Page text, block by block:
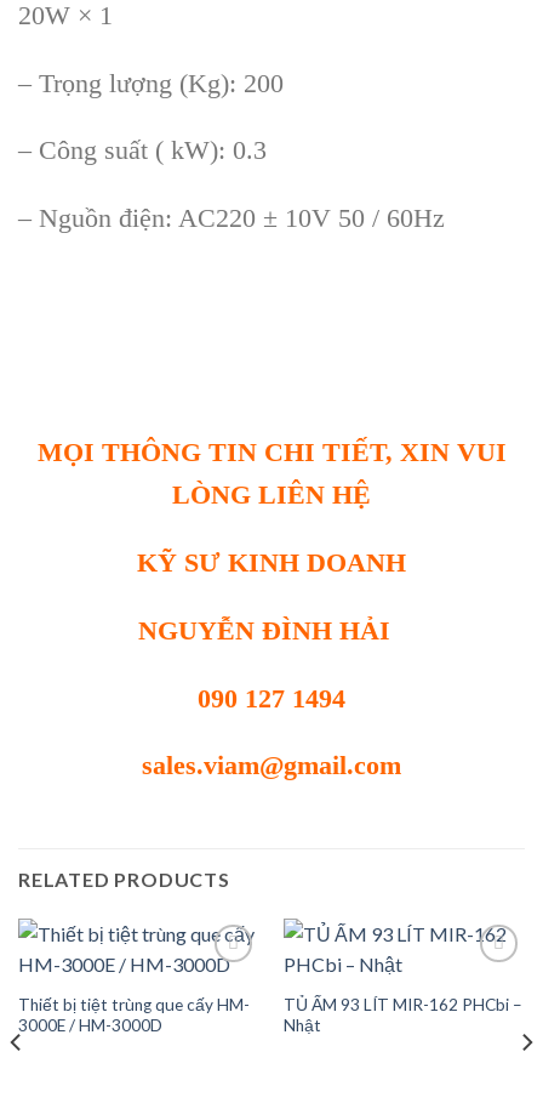
20W × 1
– Trọng lượng (Kg): 200
– Công suất ( kW): 0.3
– Nguồn điện: AC220 ± 10V 50 / 60Hz
MỌI THÔNG TIN CHI TIẾT, XIN VUI
LÒNG LIÊN HỆ
KỸ SƯ KINH DOANH
NGUYỄN ĐÌNH HẢI
090 127 1494
sales.viam@gmail.com
RELATED PRODUCTS
Thiết bị tiệt trùng que cấy HM-
3000E / HM-3000D
TỦ ẤM 93 LÍT MIR-162 PHCbi –
Nhật